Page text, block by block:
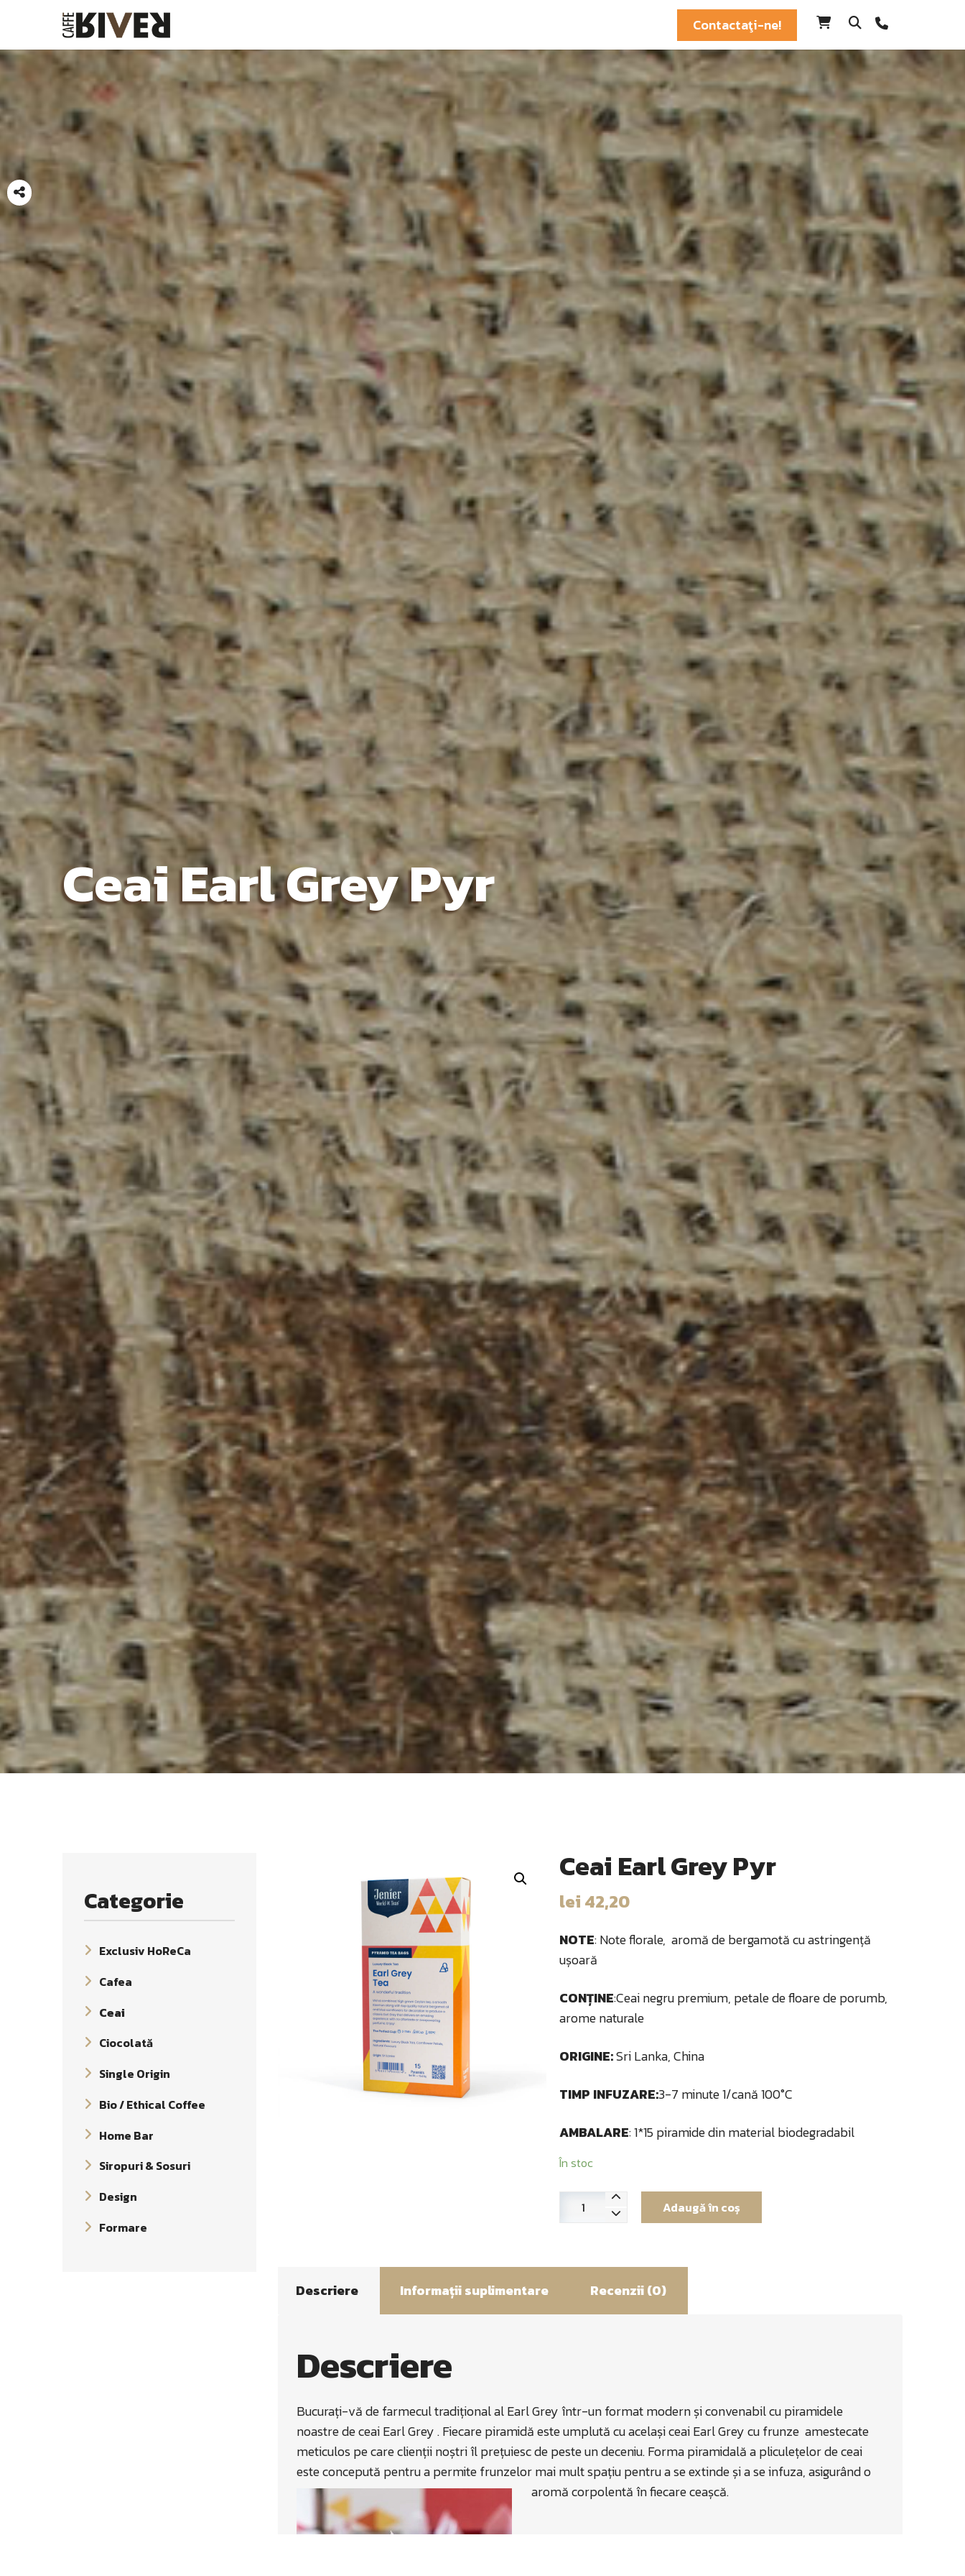
Contactaţi-ne!
Ceai Earl Grey Pyr
Ceai Earl Grey Pyr
lei 42,20
NOTE: Note florale, aromă de bergamotă cu astringență
ușoară
CONȚINE:Ceai negru premium, petale de floare de porumb,
arome naturale
ORIGINE:Sri Lanka, China
TIMP INFUZARE:3-7 minute 1/cană 100°C
AMBALARE: 1*15 piramide din material biodegradabil
În stoc
Cantitate
Ceai
Adaugă în coș
Descriere Informații suplimentare Recenzii (0)
Descriere
Bucurați-vă de farmecul tradițional al Earl Grey într-un format modern și convenabil cu piramidele
noastre de ceai Earl Grey . Fiecare piramidă este umplută cu același ceai Earl Grey cu frunze amestecate
meticulos pe care clienții noștri îl prețuiesc de peste un deceniu. Forma piramidală a pliculețelor de ceai
este concepută pentru a permite frunzelor mai mult spațiu pentru a se extinde și a se infuza, asigurând o
aromă corpolentă în fiecare ceașcă.
Categorie
Exclusiv HoReCa
Cafea
Ceai
Ciocolată
Single Origin
Bio / Ethical Coffee
Home Bar
Siropuri & Sosuri
Design
Formare